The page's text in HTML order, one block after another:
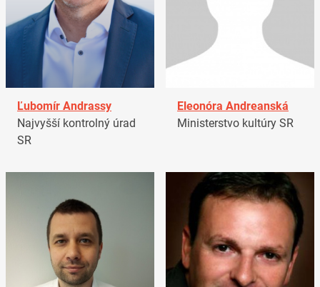
Ľubomír Andrassy
Najvyšší kontrolný úrad
SR
Eleonóra Andreanská
Ministerstvo kultúry SR